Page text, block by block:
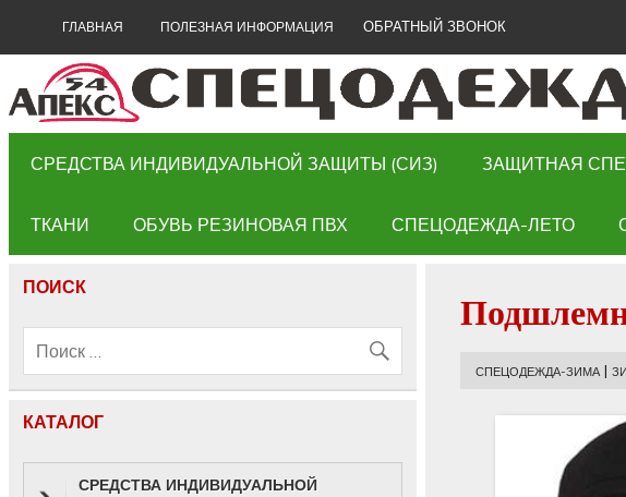
ГЛАВНАЯ ПОЛЕЗНАЯ ИНФОРМАЦИЯ ОБРАТНЫЙ ЗВОНОК
СРЕДСТВА ИНДИВИДУАЛЬНОЙ ЗАЩИТЫ (СИЗ) ЗАЩИТНАЯ
ТКАНИ ОБУВЬ РЕЗИНОВАЯ ПВХ СПЕЦОДЕЖДА-ЛЕТО
СПЕЦОДЕЖДА-ЗИМА|
ПОИСК
КАТАЛОГ
СРЕДСТВА ИНДИВИДУАЛЬНОЙ